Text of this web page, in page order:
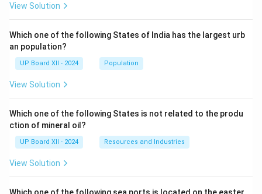
View Solution
Which one of the following States of India has the largest urb
an population?
UP Board XII - 2024 Population
View Solution
Which one of the following States is not related to the produ
ction of mineral oil?
UP Board XII - 2024 Resources and Industries
View Solution